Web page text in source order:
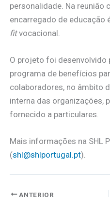
personalidade. Na reunião
encarregado de educação
fitvocacional.
O projeto foi desenvolvido
programa de benefícios
colaboradores, no âmbito
interna das organizações,
fornecido a particulares.
Mais informações na SHL
(shl@shlportugal.pt).
ANTERIOR